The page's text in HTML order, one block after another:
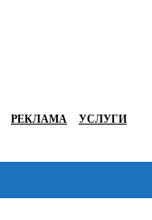
РЕКЛАМА УСЛУГИ